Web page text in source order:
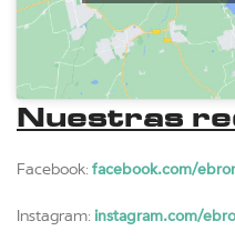
Nuestras
Facebook: facebook.com/
Instagram: instagram.com/